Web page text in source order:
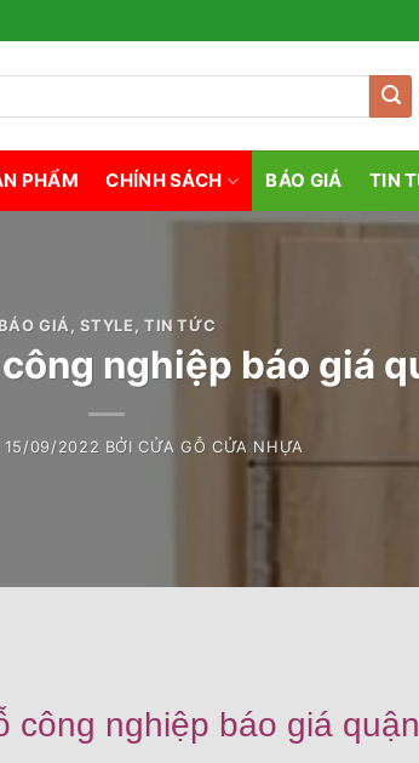
PHẨM CHÍNH SÁCH BÁO GIÁ TIN
BÁO GIÁ ,STYLE , TIN TỨC
nghiệp báo giá
15/09/2022 BỞI CỬA GỖ CỬA NHỰA
công nghiệp báo giá